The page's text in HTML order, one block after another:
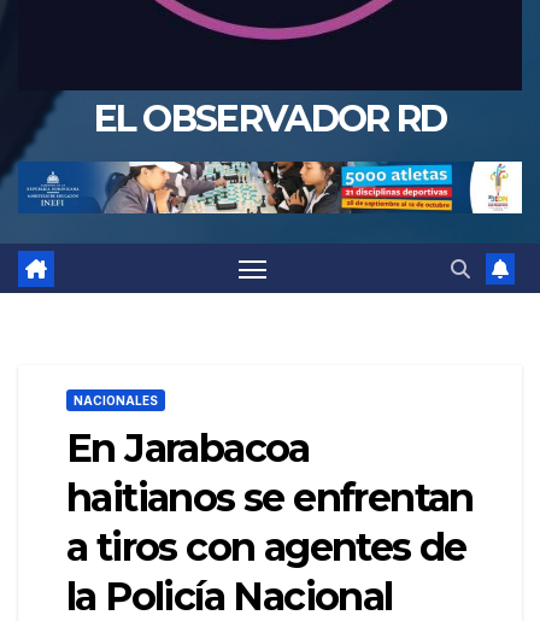
EL OBSERVADOR RD
NACIONALES
En Jarabacoa
haitianos se enfrentan
a tiros con agentes de
la Policía Nacional